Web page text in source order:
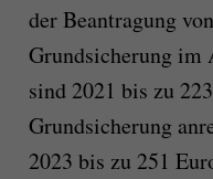
der Beantragung
Grundsicherung im
sind 2021 bis zu
Grundsicherung
2023 bis zu 251